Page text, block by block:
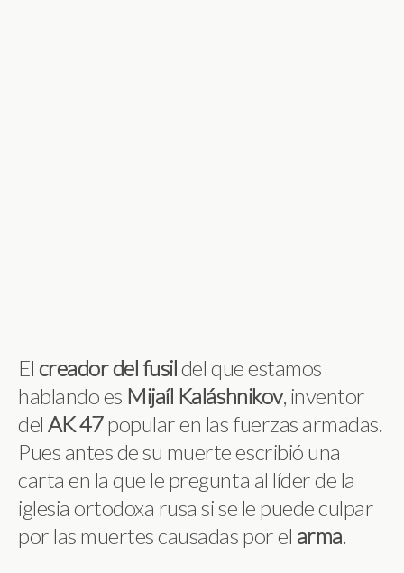
El creador del fusildel que estamos
hablando es Mijaíl Kaláshnikov, inventor
delAK 47popular en las fuerzas armadas.
Pues antes de su muerte escribió una
carta en la que le pregunta al líder de la
iglesia ortodoxa rusa si se le puede culpar
por las muertes causadas por el arma.